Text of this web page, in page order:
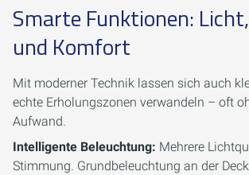
Smarte Funktionen:
und Komfort
Mit moderner Technik lassen sich auch
echte Erholungszonen verwandeln – oft
Aufwand.
Intelligente Beleuchtung: Mehrere
Stimmung. Grundbeleuchtung an der